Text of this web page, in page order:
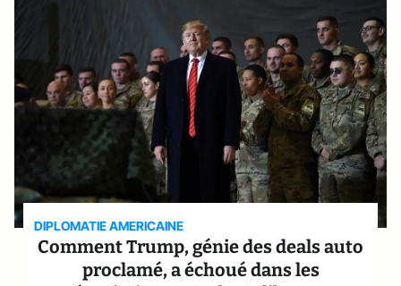
DIPLOMATIE AMERICAINE
Comment Trump, génie des deals auto
proclamé, a échoué dans les